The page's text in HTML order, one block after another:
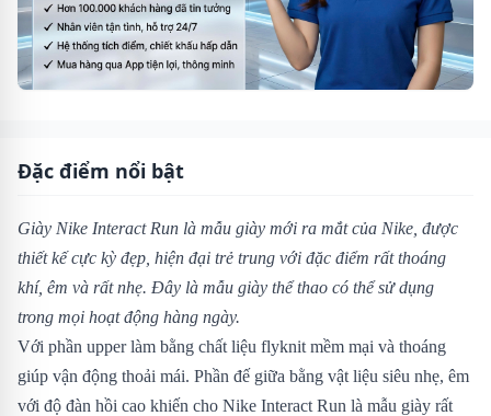
Đặc điểm nổi bật
Giày Nike Interact Run là mẫu giày mới ra mắt của Nike, được
thiết kế cực kỳ đẹp, hiện đại trẻ trung với đặc điểm rất thoáng
khí, êm và rất nhẹ. Đây là mẫu giày thể thao có thể sử dụng
trong mọi hoạt động hàng ngày.
Với phần upper làm bằng chất liệu flyknit mềm mại và thoáng
giúp vận động thoải mái. Phần đế giữa bằng vật liệu siêu nhẹ, êm
với độ đàn hồi cao khiến cho Nike Interact Run là mẫu giày rất